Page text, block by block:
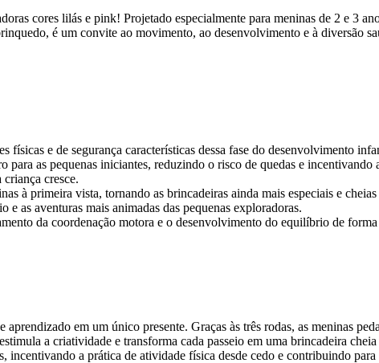
cores lilás e pink! Projetado especialmente para meninas de 2 e 3
é um convite ao movimento, ao desenvolvimento e à diversão
físicas e de segurança características dessa fase do desenvolvimento
para as pequenas iniciantes, reduzindo o risco de quedas e incentivando
cresce.
à primeira vista, tornando as brincadeiras ainda mais especiais e
as aventuras mais animadas das pequenas exploradoras.
da coordenação motora e o desenvolvimento do equilíbrio de
em um único presente. Graças às três rodas, as meninas
a criatividade e transforma cada passeio em uma brincadeira
incentivando a prática de atividade física desde cedo e contribuindo